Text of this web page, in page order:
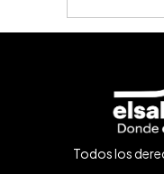
Todos los